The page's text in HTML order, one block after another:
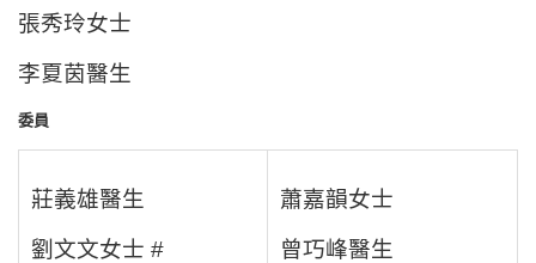
張秀玲女士
李夏茵醫生
委員
莊義雄醫生
劉文文女士 #
蕭嘉韻女士
曾巧峰醫生